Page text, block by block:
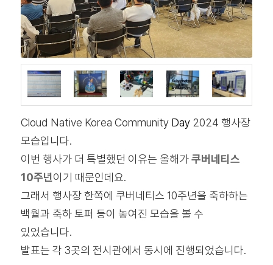
Cloud Native Korea Community Day2024 행사장
모습입니다.
이번 행사가 더 특별했던 이유는 올해가쿠버네티스
10주년이기 때문인데요.
그래서 행사장 한쪽에 쿠버네티스 10주년을 축하하는
백월과 축하 토퍼 등이 놓여진 모습을 볼 수
있었습니다.
발표는 각 3곳의 전시관에서 동시에 진행되었습니다.